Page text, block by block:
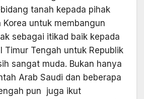
tanah kepada pihak
Korea untuk membangun
sebagai itikad baik kepada
Timur Tengah untuk Republik
sangat muda. Bukan hanya
Arab Saudi dan beberapa
pun juga ikut